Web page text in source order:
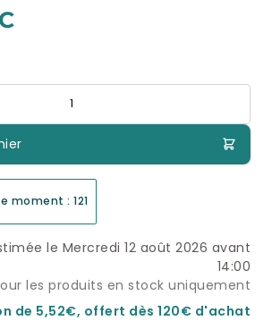
moment : 121
le Mercredi 12 août 2026 avant
14:00
les produits en stock uniquement
de 5,52€, offert dès 120€ d'achat